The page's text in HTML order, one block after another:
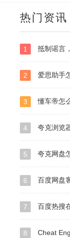
热门资讯
1 抵制谣言
2 爱思助手
3 懂车帝怎
4 夸克浏览
5 夸克网盘
6 百度网盘
7 百度热搜
8 Cheat